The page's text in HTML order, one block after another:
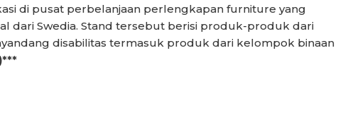
di pusat perbelanjaan perlengkapan furniture yang
dari Swedia. Stand tersebut berisi produk-produk dari
disabilitas termasuk produk dari kelompok binaan